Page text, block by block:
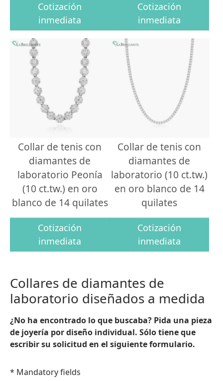
Cotización
inmediata
Cotización
inmediata
Collar de tenis con
diamantes de
laboratorio Peonía
(10 ct.tw.) en oro
blanco de 14 quilates
Cotización
inmediata
Collar de tenis con
diamantes de
laboratorio (10 ct.tw.)
en oro blanco de 14
quilates
Cotización
inmediata
Collares de diamantes de
laboratorio diseñados a medida
¿No ha encontrado lo que buscaba? Pida una pieza
de joyería por diseño individual. Sólo tiene que
escribir su solicitud en el siguiente formulario.
* Mandatory fields